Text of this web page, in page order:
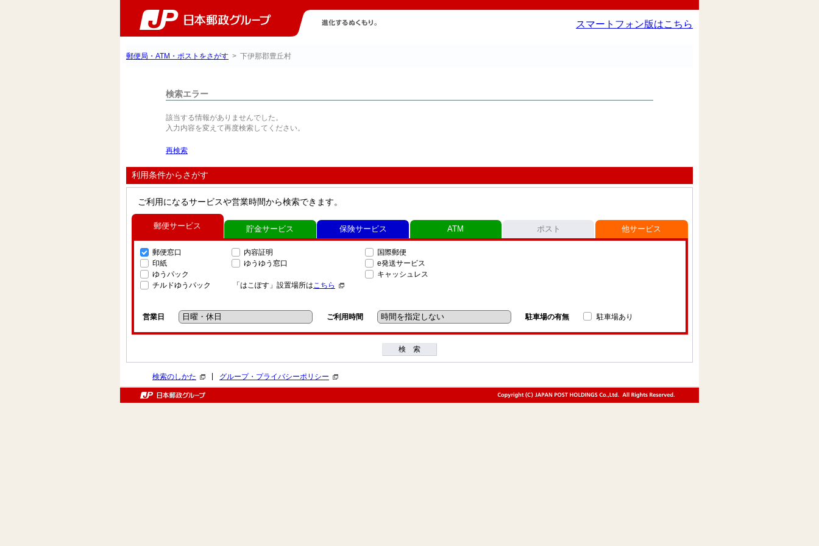
スマートフォン版はこちら
郵便局・ATM・ポストをさがす > 下伊那郡豊丘村
検索エラー
該当する情報がありませんでした。
入力内容を変えて再度検索してください。
再検索
利用条件からさがす
ご利用になるサービスや営業時間から検索できます。
郵便サービス
郵便窓口
印紙
ゆうパック
チルドゆうパック
内容証明
ゆうゆう窓口
「はこぽす」設置場所はこちら
国際郵便
e発送サービス
キャッシュレス
営業日 ご利用時間 駐車場の有無 駐車場あり
貯金サービス 保険サービス ATM ポスト 他サービス
検 索
検索のしかた グループ・プライバシーポリシー